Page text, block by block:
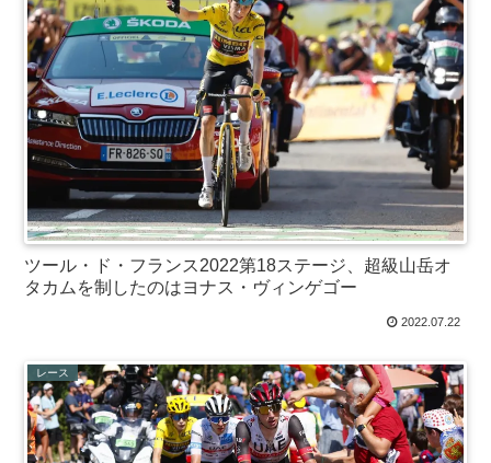
ツール・ド・フランス2022第18ステージ、超級山岳オ
タカムを制したのはヨナス・ヴィンゲゴー
2022.07.22
レース